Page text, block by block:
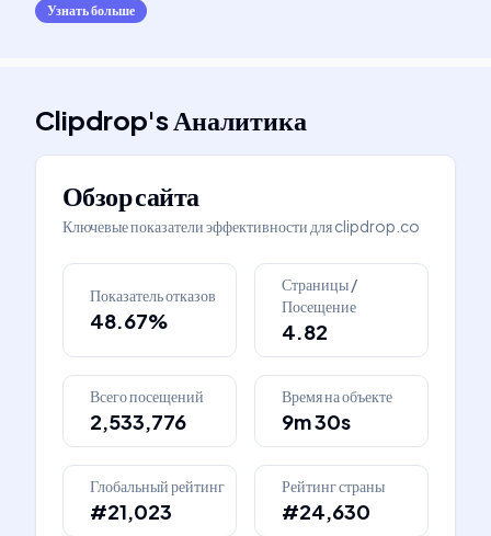
Узнать больше
Clipdrop'sАналитика
Обзор сайта
Ключевые показатели эффективности дляclipdrop.co
Показатель отказов
48.67%
Страницы /
Посещение
4.82
Всего посещений
2,533,776
Время на объекте
9m 30s
Глобальный рейтинг
#21,023
Рейтинг страны
#24,630